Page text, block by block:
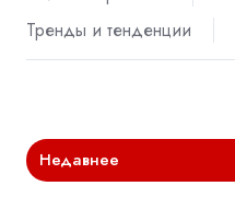
Тренды и тенденции
Недавнее